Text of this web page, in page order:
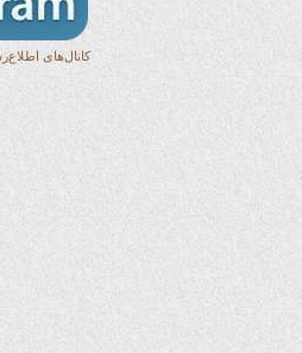
کانال‌های